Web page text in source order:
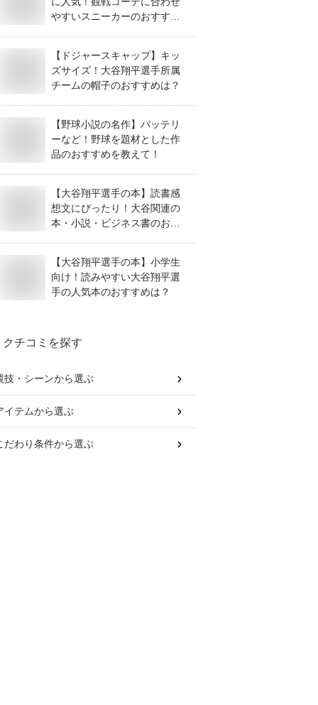
やすいスニーカーのおすすめ
【ドジャースキャップ】キッ
ズサイズ！大谷翔平選手所属
チームの帽子のおすすめは？
【野球小説の名作】バッテリ
ーなど！野球を題材とした作
品のおすすめを教えて！
【大谷翔平選手の本】読書感
想文にぴったり！大谷関連の
本・小説・ビジネス書のおす
【大谷翔平選手の本】小学生
向け！読みやすい大谷翔平選
手の人気本のおすすめは？
クチコミを探す
技・シーンから選ぶ
イテムから選ぶ
だわり条件から選ぶ